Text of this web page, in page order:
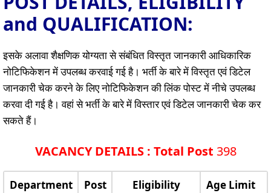
and QUALIFICATION:
इसके अलावा शैक्षणिक योग्यता से संबंधित विस्तृत जानकारी आधिकारिक
नोटिफिकेशन में उपलब्ध करवाई गई है। भर्ती के बारे में विस्तृत एवं डिटेल
जानकारी चेक करने के लिए नोटिफिकेशन की लिंक पोस्ट में नीचे उपलब्ध
करवा दी गई है। वहां से भर्ती के बारे में विस्तार एवं डिटेल जानकारी चेक कर
सकते हैं।
VACANCY DETAILS : Total Post 398
Department Post Eligibility
Age Limit